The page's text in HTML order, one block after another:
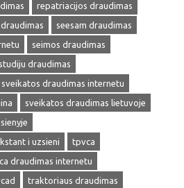
repatriacijos draudimas
seesam draudimas
seimos draudimas
studiju draudimas
sveikatos draudimas internetu
sveikatos draudimas lietuvoje
i uzsieni
tpvca
draudimas internetu
traktoriaus draudimas